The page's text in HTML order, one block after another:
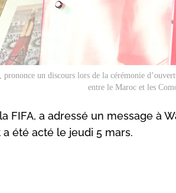
un discours lors de la cérémonie
entre le Maroc et les
FIFA, a adressé un message à
été acté le jeudi 5 mars.